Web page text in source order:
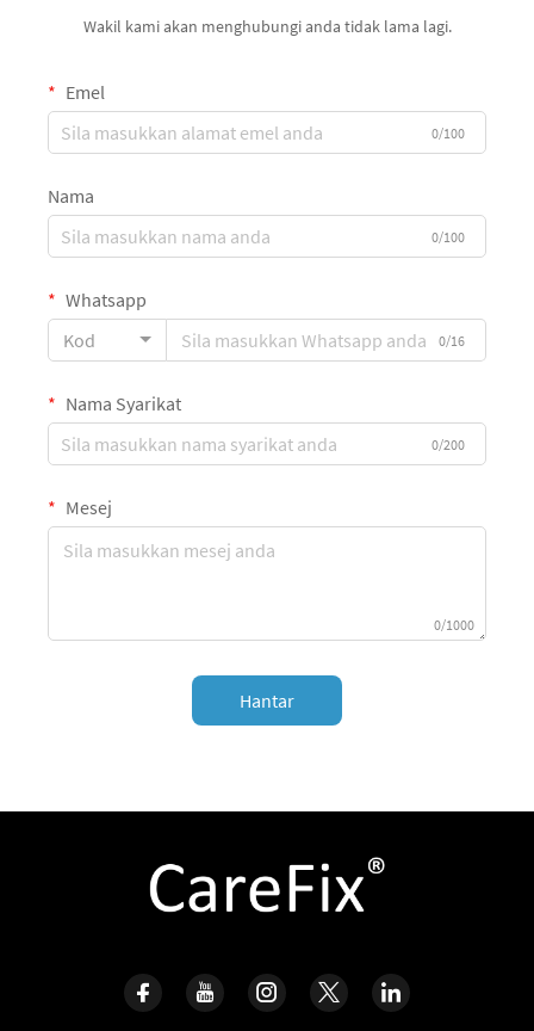
Wakil kami akan menghubungi anda tidak lama lagi.
Emel
0/100
Nama
0/100
Whatsapp
Kod
0/16
Nama Syarikat
0/200
Mesej
0/1000
Hantar